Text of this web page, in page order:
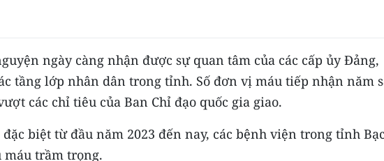
ngày càng nhận được sự quan tâm của các cấp ủy Đảng,
tầng lớp nhân dân trong tỉnh. Số đơn vị máu tiếp nhận năm
các chỉ tiêu của Ban Chỉ đạo quốc gia giao.
biệt từ đầu năm 2023 đến nay, các bệnh viện trong tỉnh Bạc
trầm trọng.